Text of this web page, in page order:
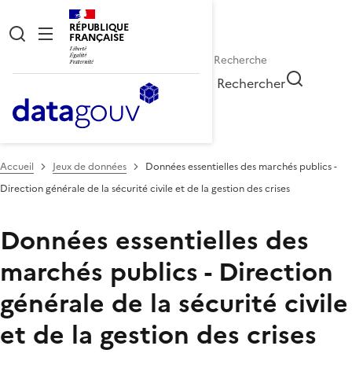
RÉPUBLIQUE
FRANÇAISE
Rechercher
Accueil Jeux de données
Données essentielles des marchés publics -
Direction générale de la sécurité civile et de la gestion des crises
Données essentielles des
marchés publics - Direction
générale de la sécurité civile
et de la gestion des crises